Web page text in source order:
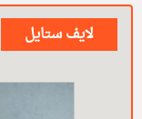
لايف ستايل